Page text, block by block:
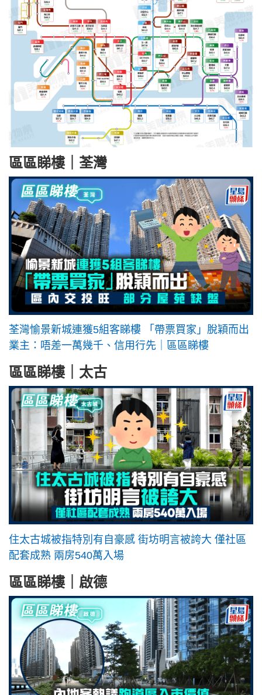
區區睇樓｜荃灣
荃灣愉景新城連獲5組客睇樓 「帶票買家」脫穎而出
業主：唔差一萬幾千、信用行先｜區區睇樓
區區睇樓｜太古
住太古城被指特別有自豪感 街坊明言被誇大 僅社區
配套成熟 兩房540萬入場
區區睇樓｜啟德